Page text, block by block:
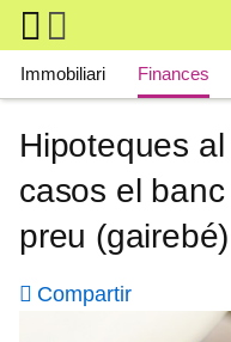
Skip to main content
Main navigation
Immobiliari Finances
Hipoteques
casos el
preu
Compartir